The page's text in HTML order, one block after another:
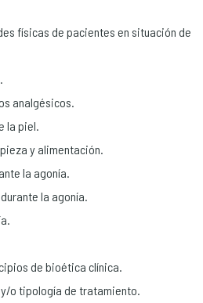
físicas de pacientes en situación de
analgésicos.
la piel.
y alimentación.
la agonía.
la agonía.
de bioética clínica.
o tipología de tratamiento.